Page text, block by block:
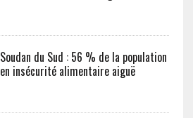
Soudan du Sud : 56 % de la population
en insécurité alimentaire aiguë